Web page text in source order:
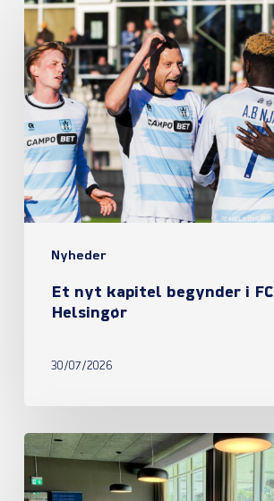
Nyheder
nyt
kapitel
begynder
FC
Helsingør
Et nyt kapitel begynder i FC
Helsingør
30/07/2026
Referat
fra